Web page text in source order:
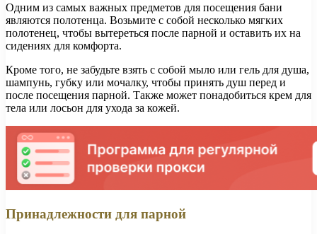
Одним из самых важных предметов для посещения бани
являются полотенца. Возьмите с собой несколько мягких
полотенец, чтобы вытереться после парной и оставить их на
сидениях для комфорта.
Кроме того, не забудьте взять с собой мыло или гель для душа,
шампунь, губку или мочалку, чтобы принять душ перед и
после посещения парной. Также может понадобиться крем для
тела или лосьон для ухода за кожей.
Принадлежности для парной